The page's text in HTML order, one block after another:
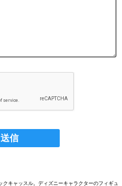
キャッスル。ディズニーキャラクターのフィギュ